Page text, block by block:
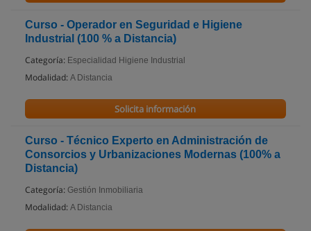
Curso - Operador en Seguridad e Higiene
Industrial (100 % a Distancia)
Categoría: Especialidad Higiene Industrial
Modalidad: A Distancia
Solicita información
Curso - Técnico Experto en Administración de
Consorcios y Urbanizaciones Modernas (100% a
Distancia)
Categoría: Gestión Inmobiliaria
Modalidad: A Distancia